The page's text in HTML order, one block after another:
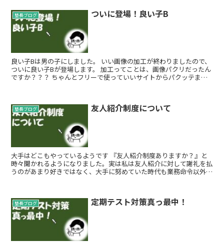
塾長ブログ ついに登場！良い子B
良い子Bは男の子にしました。 いい画像の加工が終わりましたので、
ついに良い子Bが登場します。 加工ってことは、画像パクリだったん
ですか？？？ ちゃんとフリーで使っていいサイトからパクッテま
塾長ブログ 友人紹介制度について
大手はどこもやっているようです 『友人紹介制度ありますか？』と
時々聞かれるようになりました。実は私は友人紹介に対して謝礼を払
うのがあまり好きではなく、大手に努めていた時代も業務命令以外で
塾長ブログ 定期テスト対策真っ最中！